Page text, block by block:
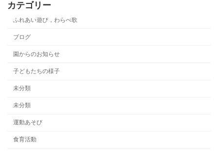
カテゴリー
ふれあい遊び，わらべ歌
ブログ
園からのお知らせ
子どもたちの様子
未分類
未分類
運動あそび
食育活動